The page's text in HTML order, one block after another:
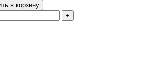
в корзину
+